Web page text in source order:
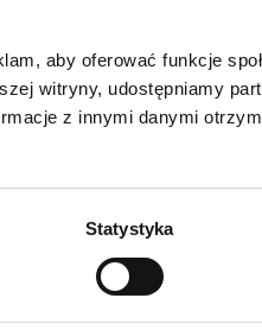
aby oferować funkcje
witryny, udostępniamy
z innymi danymi
Statystyka
Cena netto:13,82zł
Cena brutto:17,00zł